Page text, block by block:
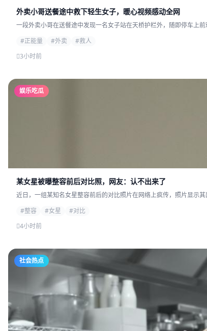
外卖小哥送餐途中救下轻生女子，暖心视频感动全网
一段外卖小哥在送餐途中发现一名女子站在天桥护栏外，随即停车上
#正能量
#外卖
#救人
3小时前
娱乐吃瓜
某女星被曝整容前后对比照，网友：认不出来了
近日，一组某知名女星整容前后的对比照片在网络上疯传，照片显示
#整容
#女星
#对比
4小时前
社会热点